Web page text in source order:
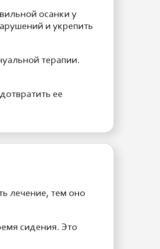
осанки у
и укрепить
терапии.
ее
лечение, тем оно
сидения. Это